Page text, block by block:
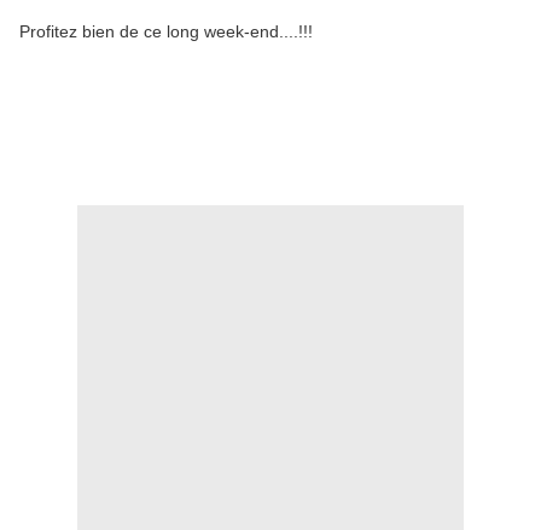
Profitez bien de ce long week-end....!!!